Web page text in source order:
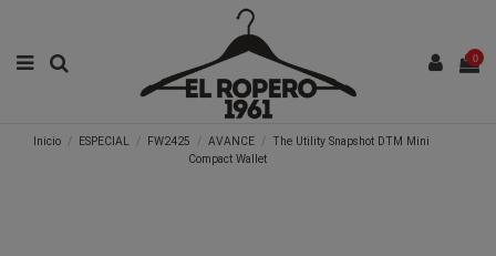
0
Inicio ESPECIAL FW2425 AVANCE
The Utility Snapshot DTM Mini
Compact Wallet